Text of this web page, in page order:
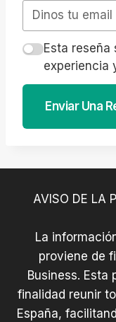
Esta reseña
experiencia
Enviar Una
AVISO DE LA
La
proviene de
Business.
finalidad reunir
España,